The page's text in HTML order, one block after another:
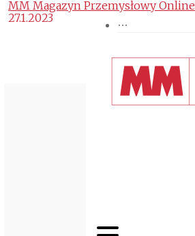
MM Magazyn Przemysłowy Online
27.1.2023